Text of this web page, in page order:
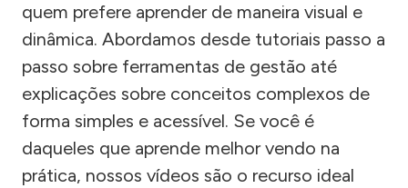
quem prefere aprender de maneira visual e
dinâmica. Abordamos desde tutoriais passo a
passo sobre ferramentas de gestão até
explicações sobre conceitos complexos de
forma simples e acessível. Se você é
daqueles que aprende melhor vendo na
prática, nossos vídeos são o recurso ideal